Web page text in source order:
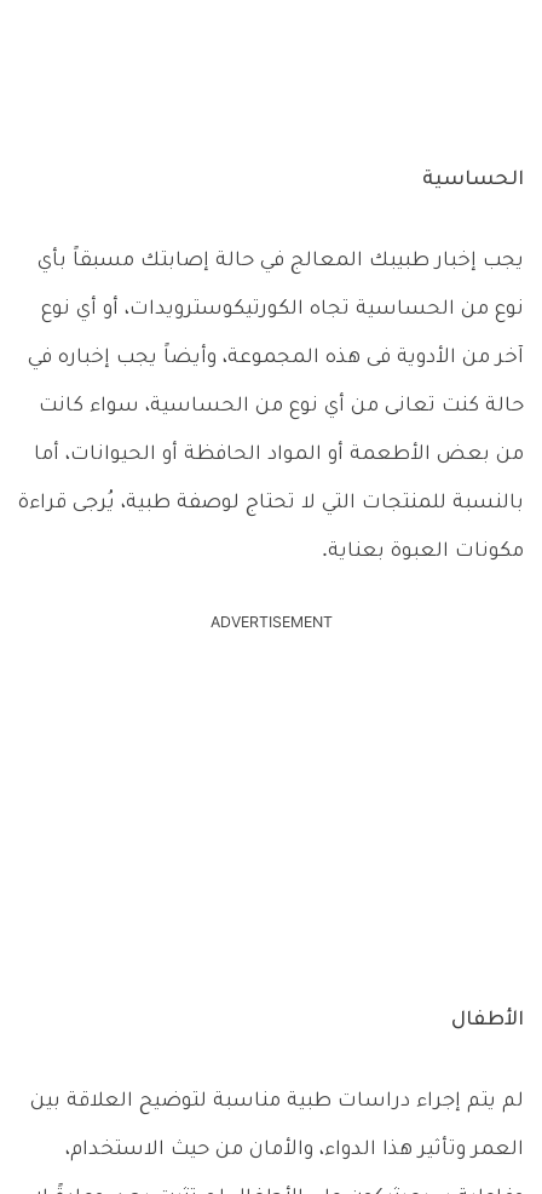
الحساسية
يجب إخبار طبيبك المعالج في حالة إصابتك مسبقاً بأي
نوع من الحساسية تجاه الكورتيكوسترويدات، أو أي نوع
آخر من الأدوية فى هذه المجموعة، وأيضاً يجب إخباره في
حالة كنت تعانى من أي نوع من الحساسية، سواء كانت
من بعض الأطعمة أو المواد الحافظة أو الحيوانات، أما
بالنسبة للمنتجات التي لا تحتاج لوصفة طبية، يُرجى قراءة
مكونات العبوة بعناية.
ADVERTISEMENT
الأطفال
لم يتم إجراء دراسات طبية مناسبة لتوضيح العلاقة بين
العمر وتأثير هذا الدواء، والأمان من حيث الاستخدام،